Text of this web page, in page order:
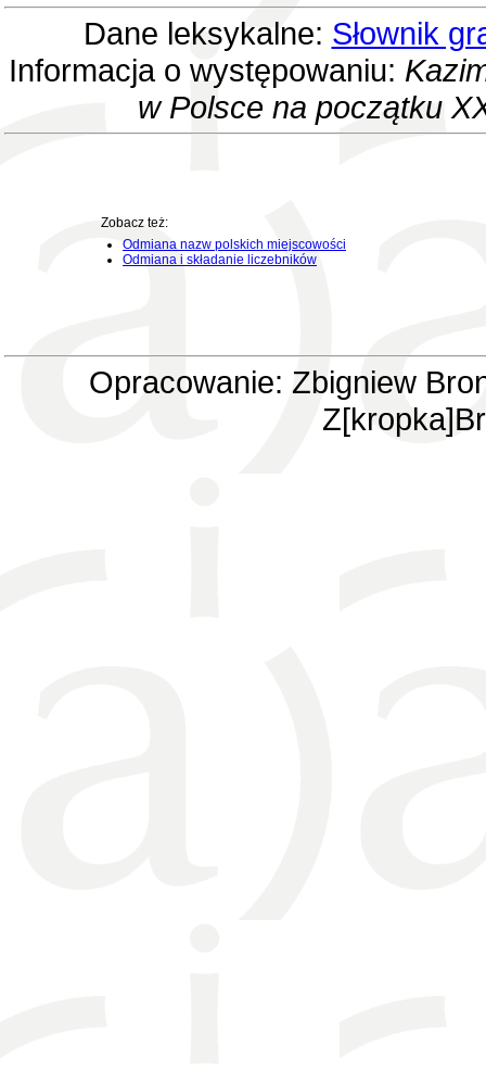
Dane leksykalne: Słownik
Informacja o występowaniu:
w Polsce na początku
Zobacz też:
Odmiana nazw polskich miejscowości
Odmiana i składanie liczebników
Opracowanie: Zbigniew